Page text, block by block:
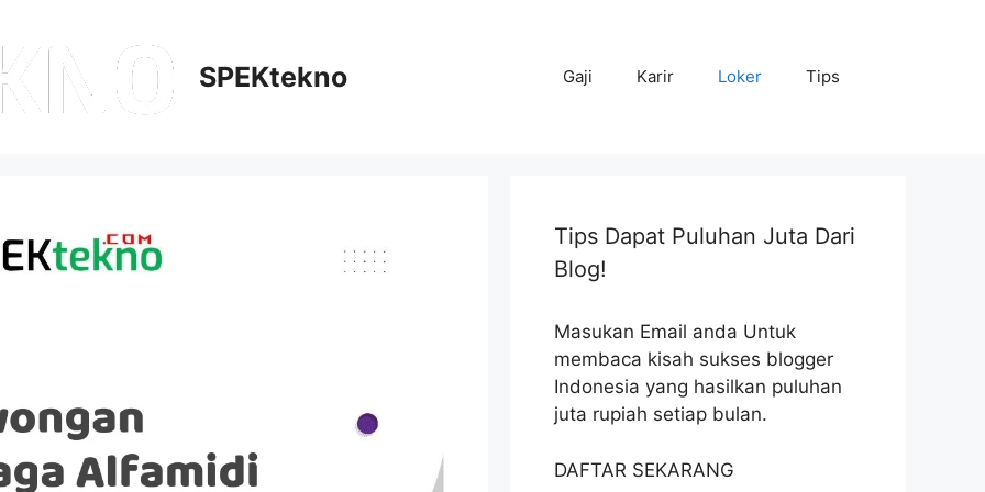
SPEKtekno Gaji Karir Loker Tips
Tips Dapat Puluhan Juta Dari
Blog!
Masukan Email anda Untuk
membaca kisah sukses blogger
Indonesia yang hasilkan puluhan
juta rupiah setiap bulan.
DAFTAR SEKARANG